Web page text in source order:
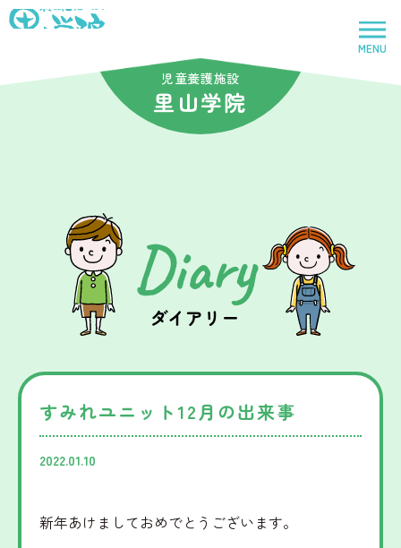
MENU
トップページ
児童養護施設 鈴鹿里山学院
さとおや
児童養護施設
里山学院
Diary
ダイアリー
すみれユニット12月の出来事
2022.01.10
新年あけましておめでとうございます。